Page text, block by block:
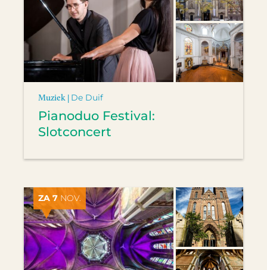
Muziek | De Duif
Pianoduo Festival:
Slotconcert
ZA 7 NOV.